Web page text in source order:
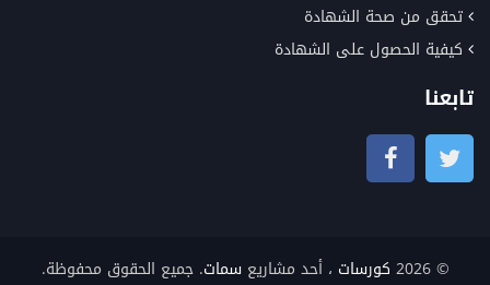
تحقق من صحة الشهادة
كيفية الحصول على الشهادة
تابعنا
© 2026 كورسات ، أحد مشاريعسمات. جميع الحقوق محفوظة.